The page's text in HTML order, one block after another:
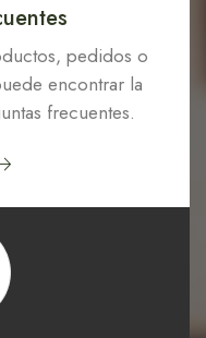
pedidos o
encontrar la
frecuentes.